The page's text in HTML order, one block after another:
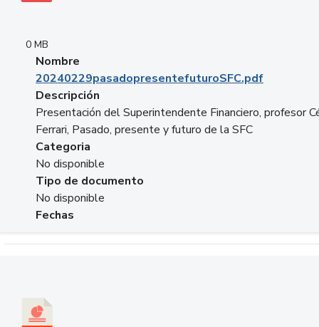
0 MB
Nombre
20240229pasadopresentefuturoSFC.pdf
Descripción
Presentación del Superintendente Financiero, profesor
Ferrari, Pasado, presente y futuro de la SFC
Categoria
No disponible
Tipo de documento
No disponible
Fechas